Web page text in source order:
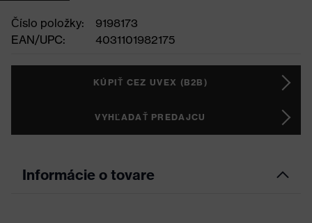
Číslo položky:
9198173
EAN/UPC:
4031101982175
KÚPIŤ CEZ UVEX (B2B)
VYHĽADAŤ PREDAJCU
Informácie o tovare